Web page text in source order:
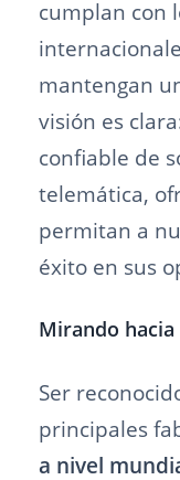
cumplan con
mantengan
visión es
confiable de
telemática,
permitan a
éxito en sus
Mirando
Ser
principales
a nivel